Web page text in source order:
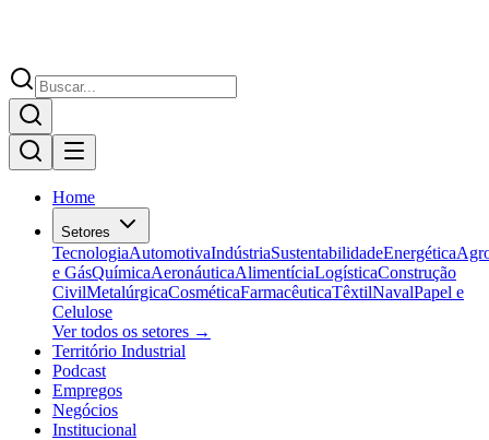
Home
Setores
TecnologiaAutomotivaIndústriaSustentabilidadeEnergética
e GásQuímicaAeronáuticaAlimentíciaLogísticaConstrução
CivilMetalúrgicaCosméticaFarmacêuticaTêxtilNavalPapel e
Celulose
Ver todos os setores →
Território Industrial
Podcast
Empregos
Negócios
Institucional